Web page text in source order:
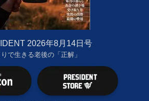
2026年8月14日号
で生きる老後の「正解」